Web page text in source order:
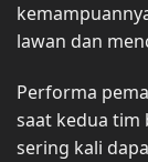
lawan dan
Performa
saat kedua tim
sering kali